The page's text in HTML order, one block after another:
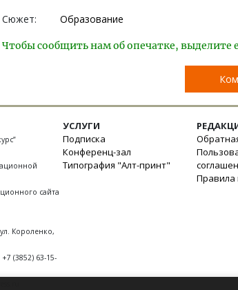
Сюжет: Образование
Чтобы сообщить нам об опечатке,
сайта
ул. Короленко,
+7 (3852) 63-15-
УСЛУГИ
Подписка
Конференц-зал
Типография "Алт-принт"
Правила